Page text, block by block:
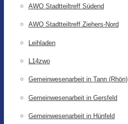
AWO Stadtteiltreff Südend
AWO Stadtteiltreff Ziehers-Nord
Leihladen
L14zwo
Gemeinwesenarbeit in Tann (Rhön)
Gemeinwesenarbeit in Gersfeld
Gemeinwesenarbeit in Hünfeld